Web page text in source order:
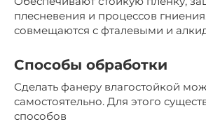
плесневения и процессов
совмещаются с фталевыми и
Способы обработки
Сделать фанеру влагостойкой
самостоятельно. Для этого
способов